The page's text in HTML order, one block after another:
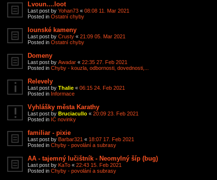
Lvoun....loot
Last post by Yohan73 « 08:08 11. Mar 2021
Posted in Ostatní chyby
Iounské kameny
Last post by Crusty « 21:09 05. Mar 2021
Posted in Ostatní chyby
Domeny
Last post by Awadar « 22:35 27. Feb 2021
Posted in Chyby - kouzla, odbornosti, dovednosti,...
Relevely
Last post by Thalie « 06:15 24. Feb 2021
Posted in Informace
Vyhlášky města Karathy
Last post by Bruciacullo « 20:09 23. Feb 2021
Posted in IC novinky
familiar - pixie
Last post by Barbar321 « 18:07 17. Feb 2021
Posted in Chyby - povolání a subrasy
AA - tajemný lučištník - Neomylný šíp (bug)
Last post by KaTo « 22:43 15. Feb 2021
Posted in Chyby - povolání a subrasy